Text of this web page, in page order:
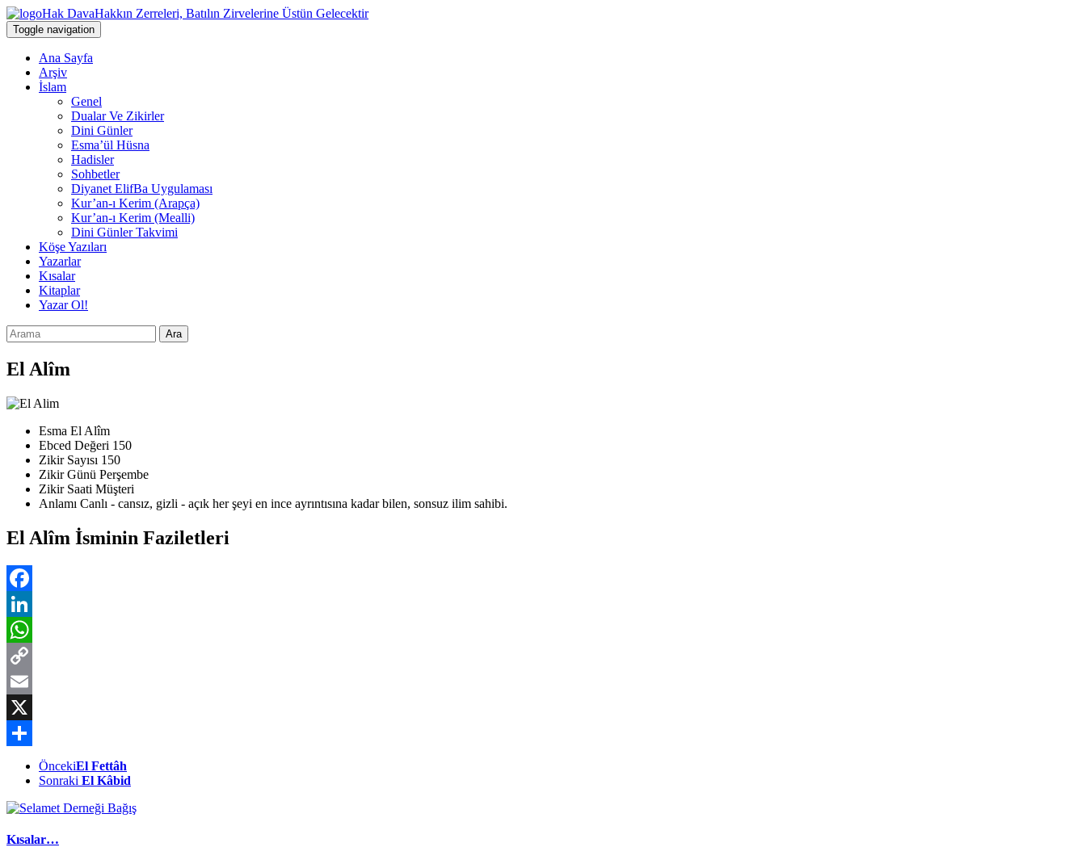
Hak DavaHakkın Zerreleri, Batılın Zirvelerine Üstün Gelecektir
Toggle navigation
Ana Sayfa
Arşiv
İslam
Genel
Dualar Ve Zikirler
Dini Günler
Esma’ül Hüsna
Hadisler
Sohbetler
Diyanet ElifBa Uygulaması
Kur’an-ı Kerim (Arapça)
Kur’an-ı Kerim (Mealli)
Dini Günler Takvimi
Köşe Yazıları
Yazarlar
Kısalar
Kitaplar
Yazar Ol!
El Alîm
Esma El Alîm
Ebced Değeri 150
Zikir Sayısı 150
Zikir Günü Perşembe
Zikir Saati Müşteri
Anlamı Canlı - cansız, gizli - açık her şeyi en ince ayrıntısına kadar bilen, sonsuz ilim sahibi.
El Alîm İsminin Faziletleri
Facebook
LinkedIn
WhatsApp
Copy
Link
Email
X
ÖncekiEl Fettâh
Sonraki El Kâbid
Kısalar…